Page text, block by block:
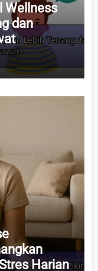
Wellness
dan
Harian